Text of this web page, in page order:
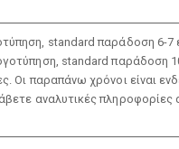
standard παράδοση 6-7
standard παράδοση
Οι παραπάνω χρόνοι είναι
αναλυτικές πληροφορίες